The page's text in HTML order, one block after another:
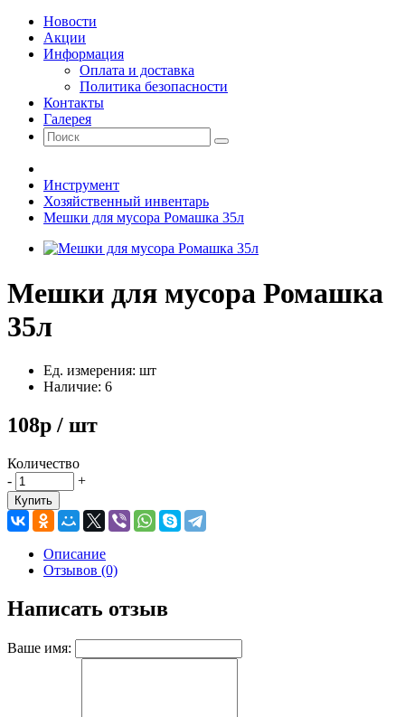
Новости
Акции
Информация
Оплата и доставка
Политика безопасности
Контакты
Галерея
Инструмент
Хозяйственный инвентарь
Мешки для мусора Ромашка 35л
Мешки для мусора Ромашка
35л
Ед. измерения: шт
Наличие: 6
108р / шт
Количество
-
+
Купить
Описание
Отзывов (0)
Написать отзыв
Ваше имя: